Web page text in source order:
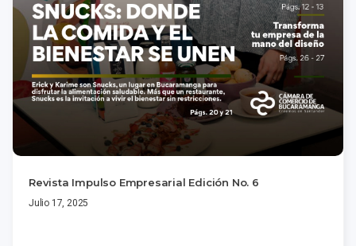
Revista Impulso Empresarial Edición No. 6
Julio 17, 2025